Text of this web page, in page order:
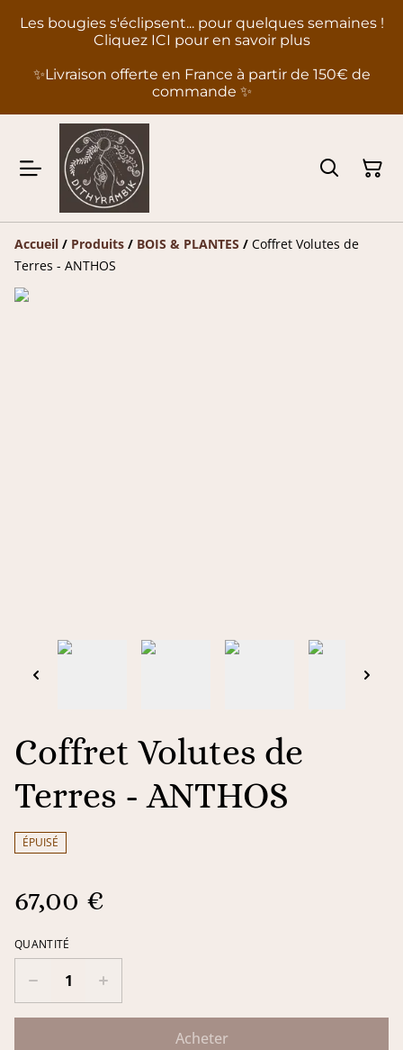
Les bougies s'éclipsent... pour quelques semaines !
Cliquez ICI pour en savoir plus
✨Livraison offerte en France à partir de 150€ de
commande ✨
Accueil / Produits / BOIS & PLANTES / Coffret Volutes de
Terres - ANTHOS
Coffret Volutes de
Terres - ANTHOS
ÉPUISÉ
67,00 €
QUANTITÉ
Acheter